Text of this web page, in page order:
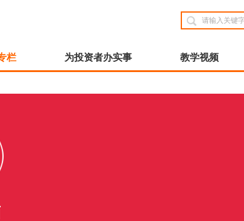
栏 为投资者办实事 教学视频